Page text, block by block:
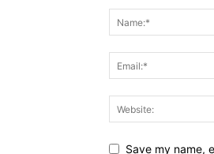
Save my name,